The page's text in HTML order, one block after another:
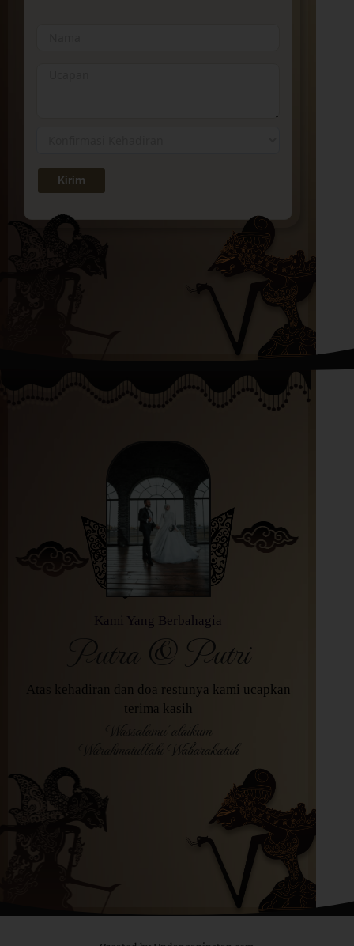
Kami Yang Berbahagia
Putra & Putri
Atas kehadiran dan doa restunya kami ucapkan
terima kasih
Wassalamu’alaikum
Warahmatullahi Wabarakatuh